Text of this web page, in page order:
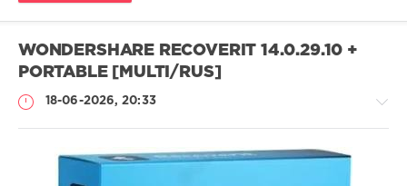
WONDERSHARE RECOVERIT 14.0.29.10 +
PORTABLE [MULTI/RUS]
18-06-2026, 20:33